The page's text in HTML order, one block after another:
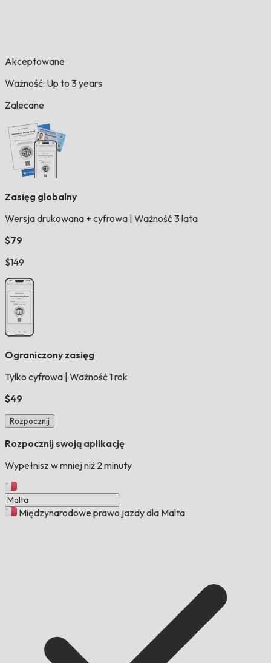
Akceptowane
Ważność: Up to 3 years
Zalecane
Zasięg globalny
Wersja drukowana + cyfrowa Ważność 3 lata
$79
$149
Ograniczony zasięg
Tylko cyfrowa Ważność 1 rok
$49
Rozpocznij
Rozpocznij swoją aplikację
Wypełnisz w mniej niż 2 minuty
Międzynarodowe prawo jazdy dla Malta